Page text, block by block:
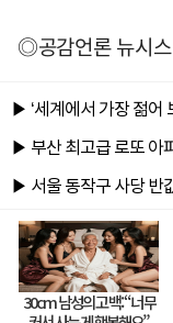
◎공감언론 뉴시스